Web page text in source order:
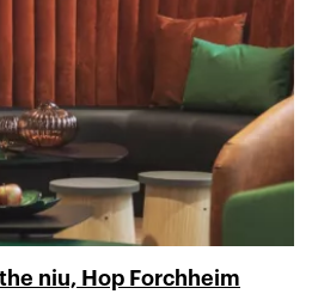
niu, Hop Forchheim